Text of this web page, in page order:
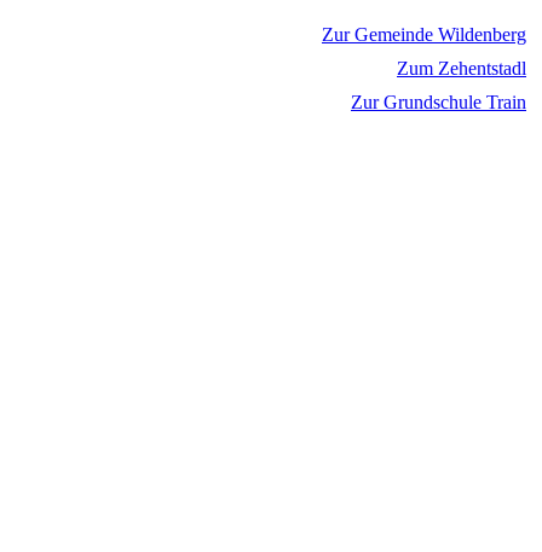
Zur Gemeinde Wildenberg
Zum Zehentstadl
Zur Grundschule Train